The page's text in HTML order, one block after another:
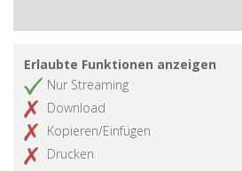
Erlaubte Funktionen anzeigen
Nur Streaming
Download
Kopieren/Einfügen
Drucken